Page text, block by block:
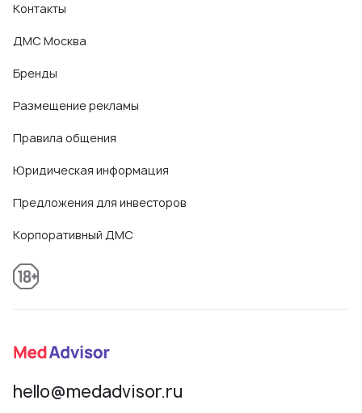
Контакты
ДМС Москва
Бренды
Размещение рекламы
Правила общения
Юридическая информация
Предложения для инвесторов
Корпоративный ДМС
hello@medadvisor.ru